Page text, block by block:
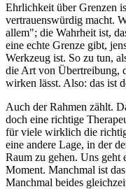
Ehrlichkeit über Grenzen
vertrauenswürdig macht.
allem"; die Wahrheit ist,
eine echte Grenze gibt,
Werkzeug ist. So zu tun,
die Art von Übertreibung,
wirken lässt. Also: das ist
Auch der Rahmen zählt.
doch eine richtige
für viele wirklich die
eine andere Lage, in der
Raum zu gehen. Uns geht
Moment. Manchmal ist
Manchmal beides